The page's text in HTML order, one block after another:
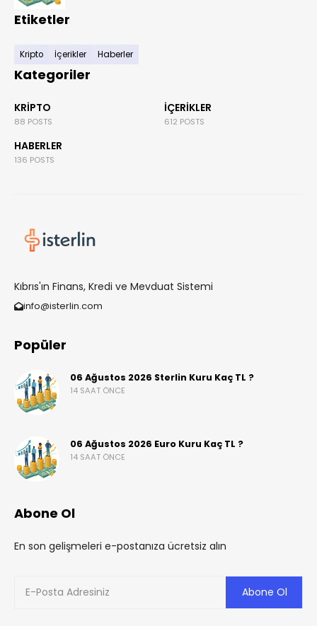
Etiketler
Kripto İçerikler Haberler
Kategoriler
KRIPTO
88 POSTS
İÇERIKLER
612 POSTS
HABERLER
136 POSTS
Kıbrıs'ın Finans, Kredi ve Mevduat Sistemi
info@isterlin.com
Popüler
06 Ağustos 2026 Sterlin Kuru Kaç TL ?
14 SAAT ÖNCE
06 Ağustos 2026 Euro Kuru Kaç TL ?
14 SAAT ÖNCE
Abone Ol
En son gelişmeleri e-postanıza ücretsiz alın